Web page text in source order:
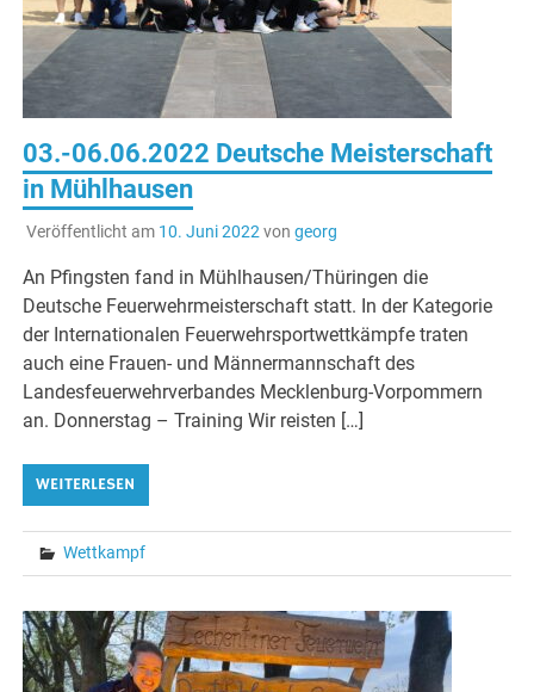
03.-06.06.2022 Deutsche Meisterschaft
in Mühlhausen
Veröffentlicht am 10. Juni 2022 von georg
An Pfingsten fand in Mühlhausen/Thüringen die
Deutsche Feuerwehrmeisterschaft statt. In der Kategorie
der Internationalen Feuerwehrsportwettkämpfe traten
auch eine Frauen- und Männermannschaft des
Landesfeuerwehrverbandes Mecklenburg-Vorpommern
an. Donnerstag – Training Wir reisten […]
WEITERLESEN
Wettkampf